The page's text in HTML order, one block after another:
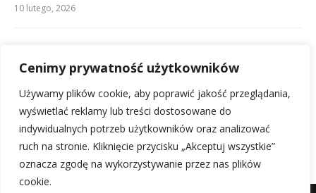
Cenimy prywatność użytkowników
Używamy plików cookie, aby poprawić jakość przeglądania,
wyświetlać reklamy lub treści dostosowane do
indywidualnych potrzeb użytkowników oraz analizować
ruch na stronie. Kliknięcie przycisku „Akceptuj wszystkie”
oznacza zgodę na wykorzystywanie przez nas plików
cookie.
10 lutego, 2026
10 lutego, 2026
Składy: Olympique Marsylia – RC Strasbourg: Kto zagra?
11 lutego, 2026